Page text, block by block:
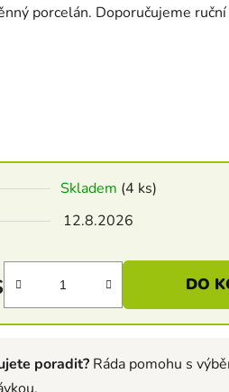
porcelán. Doporučujeme
Skladem (4 ks)
12.8.2026
DO
poradit? Ráda pomohu s